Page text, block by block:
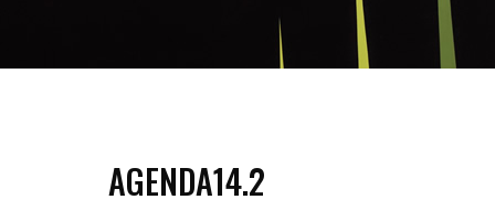
AGENDA14.2